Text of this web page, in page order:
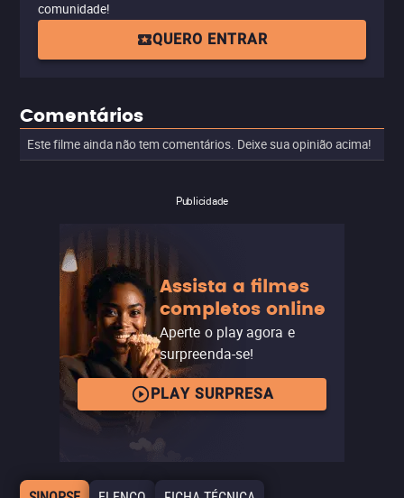
comunidade!
QUERO ENTRAR
Comentários
Este filme ainda não tem comentários. Deixe sua opinião acima!
Publicidade
Assista a filmes
completos online
Aperte o play agora e
surpreenda-se!
PLAY SURPRESA